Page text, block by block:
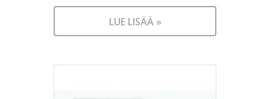
LUE LISÄÄ »